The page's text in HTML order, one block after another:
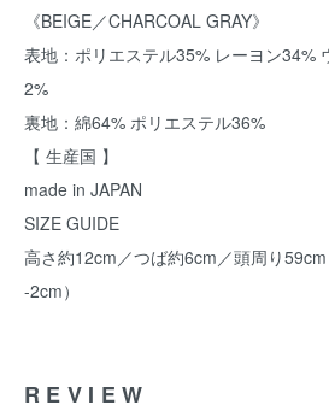
《BEIGE／CHARCOAL GRAY》
表地：ポリエステル35% レーヨン34%
2%
裏地：綿64% ポリエステル36%
【 生産国 】
made in JAPAN
SIZE GUIDE
高さ約12cm／つば約6cm／頭周り
-2cm）
REVIEW